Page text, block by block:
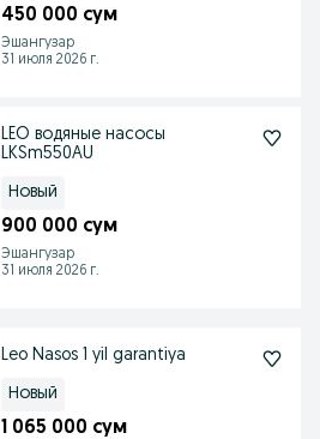
450 000 сум
Эшангузар
31 июля 2026 г.
LEO водяные насосы
LKSm550AU
Новый
900 000 сум
Эшангузар
31 июля 2026 г.
Leo Nasos 1 yil garantiya
Новый
1 065 000 сум